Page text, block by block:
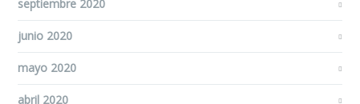
septiembre 2020
junio 2020
mayo 2020
abril 2020